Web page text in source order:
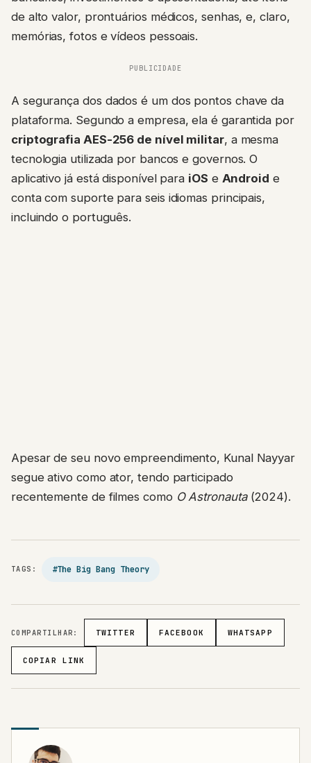
de alto valor, prontuários médicos, senhas, e, claro,
memórias, fotos e vídeos pessoais.
PUBLICIDADE
A segurança dos dados é um dos pontos chave da
plataforma. Segundo a empresa, ela é garantida por
criptografia AES-256 de nível militar, a mesma
tecnologia utilizada por bancos e governos. O
aplicativo já está disponível para iOS e Android e
conta com suporte para seis idiomas principais,
incluindo o português.
Apesar de seu novo empreendimento, Kunal Nayyar
segue ativo como ator, tendo participado
recentemente de filmes como O Astronauta(2024).
TAGS: #The Big Bang Theory
COMPARTILHAR: TWITTER FACEBOOK WHATSAPP
COPIAR LINK